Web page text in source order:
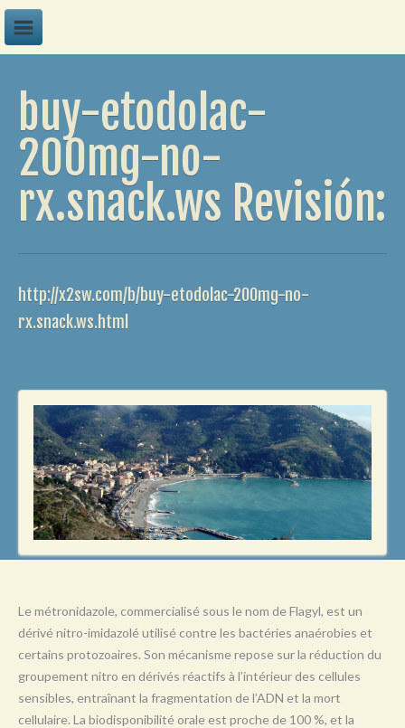
G
H
S
T
U
buy-etodolac-
200mg-no-
rx.snack.ws Revisión:
http://x2sw.com/b/buy-etodolac-200mg-no-
rx.snack.ws.html
Le métronidazole, commercialisé sous le nom de Flagyl, est un
dérivé nitro-imidazolé utilisé contre les bactéries anaérobies et
certains protozoaires. Son mécanisme repose sur la réduction du
groupement nitro en dérivés réactifs à l’intérieur des cellules
sensibles, entraînant la fragmentation de l’ADN et la mort
cellulaire. La biodisponibilité orale est proche de 100 %, et la